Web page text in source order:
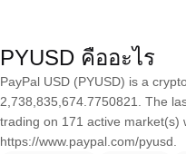
PYUSD คืออะไร
PayPal USD (PYUSD) is a
2,738,835,674.7750821. The
trading on 171 active
https://www.paypal.com/pyusd.